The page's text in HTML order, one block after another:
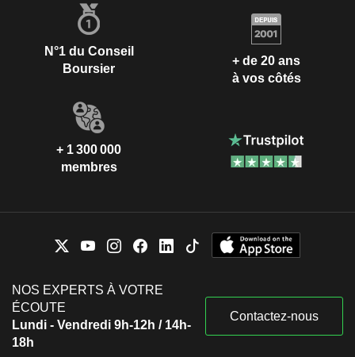
N°1 du Conseil
Boursier
+ de 20 ans
à vos côtés
+ 1 300 000
membres
NOS EXPERTS À VOTRE
ÉCOUTE
Lundi - Vendredi 9h-12h / 14h-
18h
Contactez-nous